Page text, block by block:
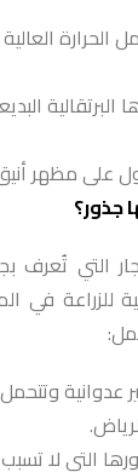
الحرارة
البرتقالية
على مظهر
جذور؟
التي تُعرف
للزراعة في
عدوانية
التي لا تسبب